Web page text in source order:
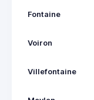
Fontaine
Voiron
Villefontaine